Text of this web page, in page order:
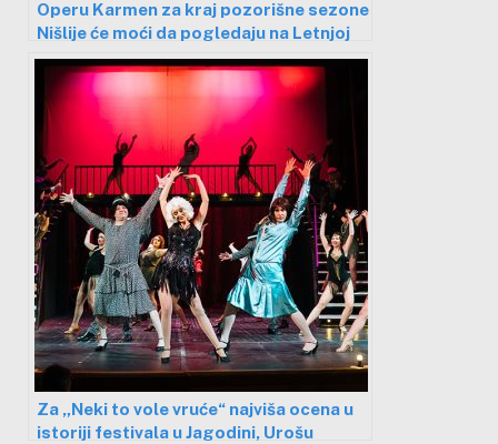
Operu Karmen za kraj pozorišne sezone
Nišlije će moći da pogledaju na Letnjoj
pozornici 27. juna
Za „Neki to vole vruće“ najviša ocena u
istoriji festivala u Jagodini, Urošu